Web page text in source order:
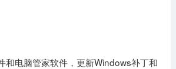
和电脑管家软件，更新Windows补丁和